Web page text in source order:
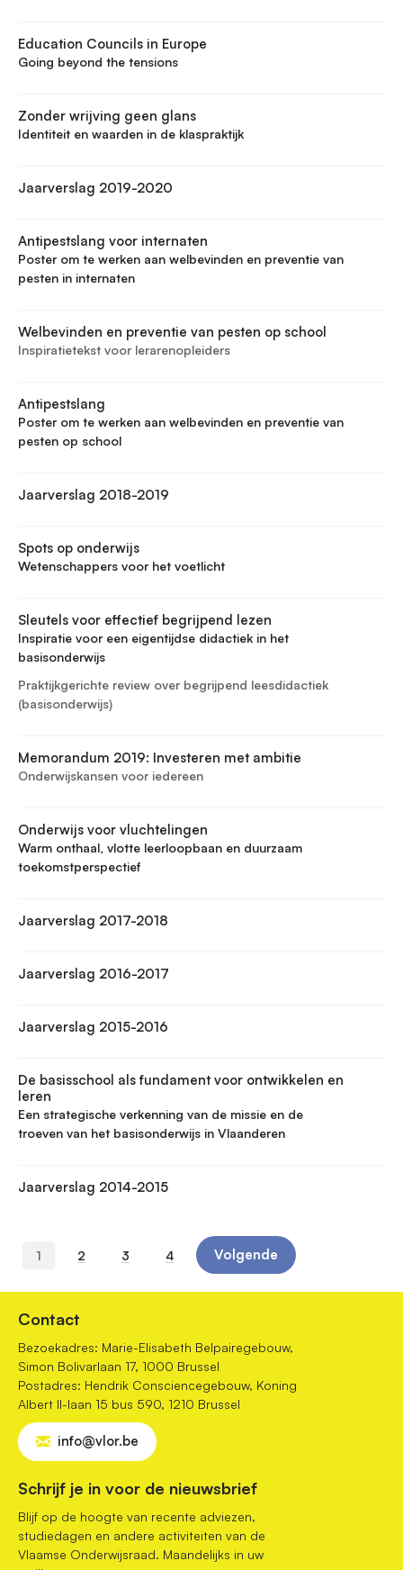
Education Councils in Europe
Going beyond the tensions
Zonder wrijving geen glans
Identiteit en waarden in de klaspraktijk
Jaarverslag 2019-2020
Antipestslang voor internaten
Poster om te werken aan welbevinden en preventie van
pesten in internaten
Welbevinden en preventie van pesten op school
Inspiratietekst voor lerarenopleiders
Antipestslang
Poster om te werken aan welbevinden en preventie van
pesten op school
Jaarverslag 2018-2019
Spots op onderwijs
Wetenschappers voor het voetlicht
Sleutels voor effectief begrijpend lezen
Inspiratie voor een eigentijdse didactiek in het
basisonderwijs
Praktijkgerichte review over begrijpend leesdidactiek
(basisonderwijs)
Memorandum 2019: Investeren met ambitie
Onderwijskansen voor iedereen
Onderwijs voor vluchtelingen
Warm onthaal, vlotte leerloopbaan en duurzaam
toekomstperspectief
Jaarverslag 2017-2018
Jaarverslag 2016-2017
Jaarverslag 2015-2016
De basisschool als fundament voor ontwikkelen en
leren
Een strategische verkenning van de missie en de
troeven van het basisonderwijs in Vlaanderen
Jaarverslag 2014-2015
a
t
i
n
Huidige
1 Page
2 Page
3 Page
4
Volgende
pagina
Volgende
Contact
Bezoekadres: Marie-Elisabeth Belpairegebouw,
Simon Bolivarlaan 17, 1000 Brussel
Postadres: Hendrik Consciencegebouw, Koning
Albert II-laan 15 bus 590, 1210 Brussel
info@vlor.be
Schrijf je in voor de nieuwsbrief
Blijf op de hoogte van recente adviezen,
studiedagen en andere activiteiten van de
Vlaamse Onderwijsraad. Maandelijks in uw